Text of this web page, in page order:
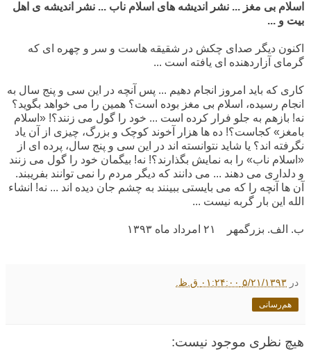
اسلام بی مغز ... نشر اندیشه های اسلام ناب ... نشر اندیشه ی اهل
بیت و ...
اکنون دیگر صدای چکش در شقیقه هاست و سر و چهره ای که
گرمای آزاردهنده ای یافته است ...
کاری که باید امروز انجام دهیم ... پس آنچه در این سی و پنج سال به
انجام رسیده، اسلام بی مغز بوده است؟ همین را می خواهد بگوید؟
نه! بازهم به جلو فرار کرده است ... خود را گول می زنند؟! «اسلام
بامغز» کجاست؟! ده ها هزار آخوند کوچک و بزرگ، چیزی از آن یاد
نگرفته اند؟ یا شاید نتوانسته اند در این سی و پنج سال، پرده ای از
«اسلام ناب» را به نمایش بگذارند؟! نه! بیگمان خود را گول می زنند
و دلداری می دهند ... می دانند که دیگر مردم را نمی توانند بفریبند.
آن ها آنچه را که می بایستی ببینند به چشم جان دیده اند ... نه! انشاء
الله این بار گربه نیست ...
ب. الف. بزرگمهر ۲۱ امرداد ماه ۱۳۹۳
در ۵/۲۱/۱۳۹۳ ۰۱:۲۴:۰۰ ق.ظ.
هم‌رسانی
هیچ نظری موجود نیست: